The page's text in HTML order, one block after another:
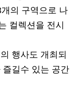
의 구역으로 나
컬렉션을 전시
행사도 개최되
길수 있는 공간